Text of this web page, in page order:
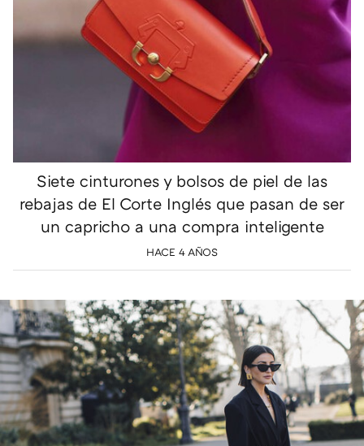
Siete cinturones y bolsos de piel de las
rebajas de El Corte Inglés que pasan de ser
un capricho a una compra inteligente
HACE 4 AÑOS